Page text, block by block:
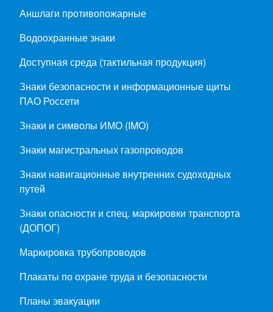
Аншлаги противопожарные
Водоохранные знаки
Доступная среда (тактильная продукция)
Знаки безопасности и информационные щиты
ПАО Россети
Знаки и символы ИМО (IMO)
Знаки магистральных газопроводов
Знаки навигационные внутренних судоходных
путей
Знаки опасности и спец. маркировки транспорта
(ДОПОГ)
Маркировка трубопроводов
Плакаты по охране труда и безопасности
Планы эвакуации